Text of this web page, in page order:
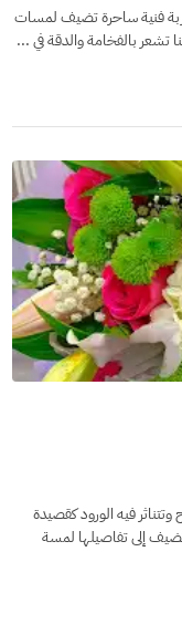
فنية ساحرة تضيف لمسات
بالفخامة والدقة في ...
فيه الورود كقصيدة
إلى تفاصيلها لمسة